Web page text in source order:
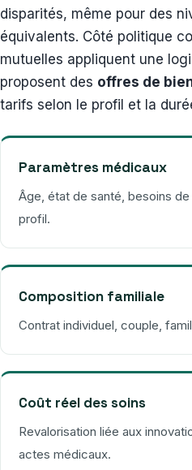
disparités, même pour des
équivalents. Côté politique
mutuelles appliquent une
proposent des offres de
tarifs selon le profil et la
Paramètres médicaux
Âge, état de santé, besoins
profil.
Composition familiale
Contrat individuel, couple,
Coût réel des soins
Revalorisation liée aux
actes médicaux.